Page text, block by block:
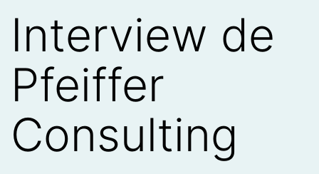
Interview de
Pfeiffer
Consulting